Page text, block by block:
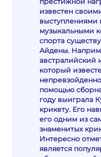
известен
музыкальными
спорта
Айдены.
австралийский
который
помощью
году выиграла
крикету. Его
его одним из
знаменитых
Интересно
является